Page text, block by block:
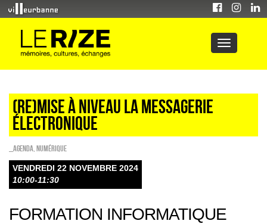
(RE)MISE À NIVEAU LA MESSAGERIE
ÉLECTRONIQUE
_Agenda Numérique
VENDREDI 22 NOVEMBRE 2024
10:00-11:30
FORMATION INFORMATIQUE